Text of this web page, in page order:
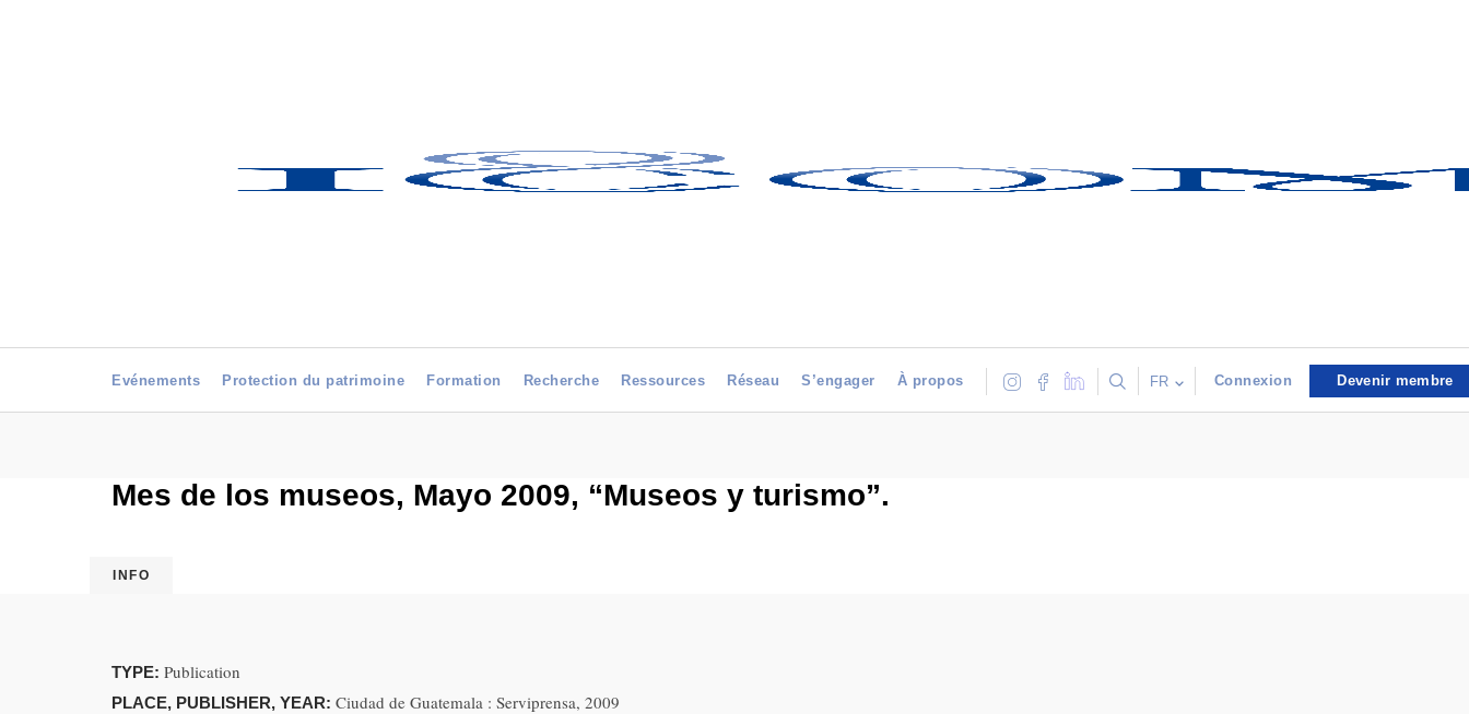
Evénements Protection du patrimoine Formation Recherche Ressources Réseau S’engager À propos FR Connexion Devenir membre
Mes de los museos, Mayo 2009, “Museos y turismo”.
INFO
TYPE: Publication
PLACE, PUBLISHER, YEAR: Ciudad de Guatemala : Serviprensa, 2009